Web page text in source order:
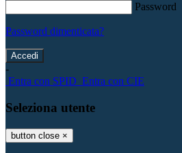
Password
Password dimenticata?
-
Entra con SPID Entra con CIE
Seleziona utente
button close ×